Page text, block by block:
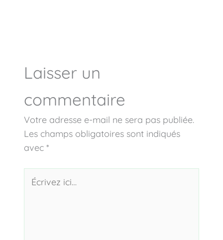
Laisser un
commentaire
Votre adresse e-mail ne sera pas publiée.
Les champs obligatoires sont indiqués
avec*
Écrivez
ici…